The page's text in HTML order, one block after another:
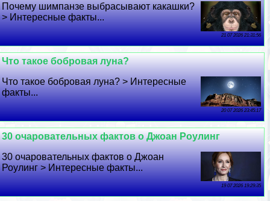
Почему шимпанзе выбрасывают какашки?
> Интересные факты...
21 07 2026 21:31:56
Что такое бобровая луна?
Что такое бобровая луна? > Интересные
факты...
20 07 2026 23:45:17
30 очаровательных фактов о Джоан Роулинг
30 очаровательных фактов о Джоан
Роулинг > Интересные факты...
19 07 2026 19:29:35